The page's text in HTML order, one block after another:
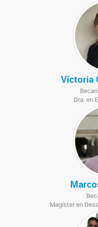
Victoria
Dra. en
Magíster en